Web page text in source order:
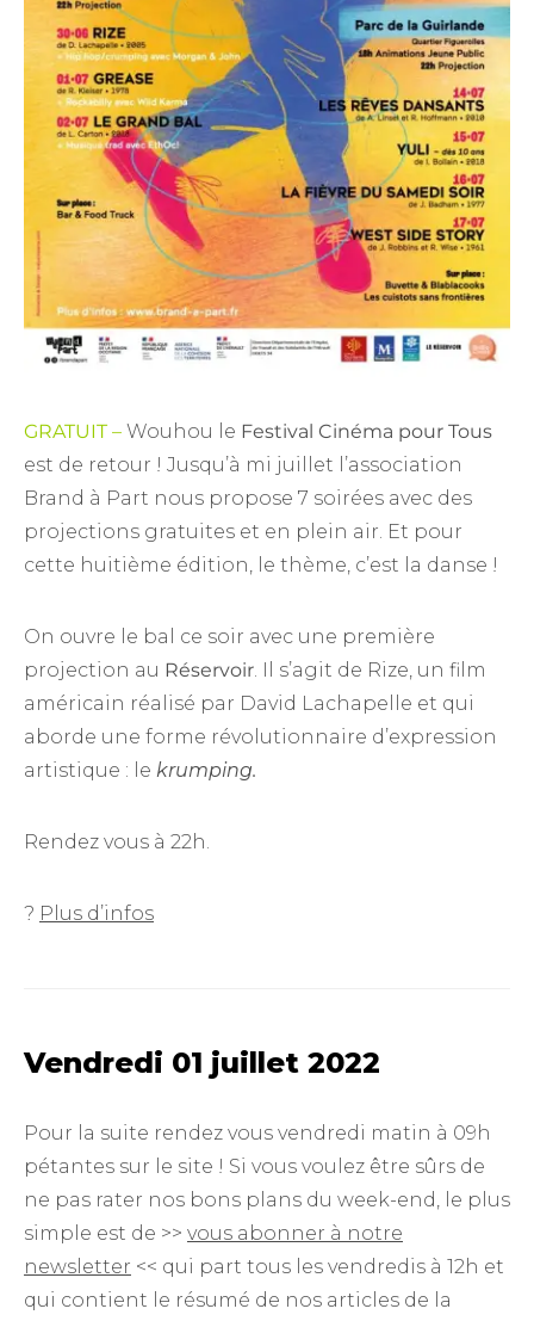
GRATUIT – Wouhou le Festival Cinéma pour Tous
est de retour ! Jusqu’à mi juillet l’association
Brand à Part nous propose 7 soirées avec des
projections gratuites et en plein air. Et pour
cette huitième édition, le thème, c’est la danse !
On ouvre le bal ce soir avec une première
projection au Réservoir. Il s’agit de Rize, un film
américain réalisé par David Lachapelle et qui
aborde une forme révolutionnaire d’expression
artistique : le krumping.
Rendez vous à 22h.
? Plus d’infos
Vendredi 01 juillet 2022
Pour la suite rendez vous vendredi matin à 09h
pétantes sur le site ! Si vous voulez être sûrs de
ne pas rater nos bons plans du week-end, le plus
simple est de >> vous abonner à notre
newsletter << qui part tous les vendredis à 12h et
qui contient le résumé de nos articles de la